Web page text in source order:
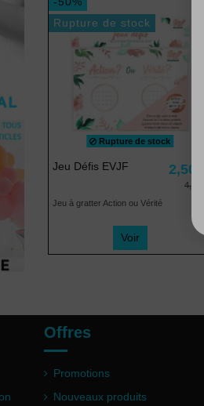
Rupture de stock
Rupture de stock
Jeu Défis EVJF 2,50 €
4,99 €
Jeu à gratter Action ou Vérité
Voir
Offres
Promotions
Nouveaux produits